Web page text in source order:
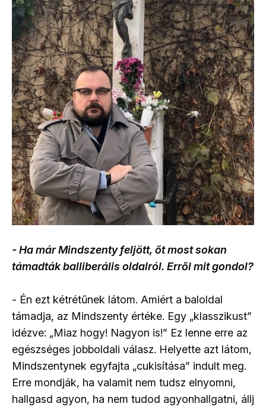
- Ha már Mindszenty feljött, őt most sokan
támadták balliberális oldalról. Erről mit gondol?
- Én ezt kétrétűnek látom. Amiért a baloldal
támadja, az Mindszenty értéke. Egy „klasszikust”
idézve: „Miaz hogy! Nagyon is!” Ez lenne erre az
egészséges jobboldali válasz. Helyette azt látom,
Mindszentynek egyfajta „cukisítása” indult meg.
Erre mondják, ha valamit nem tudsz elnyomni,
hallgasd agyon, ha nem tudod agyonhallgatni, állj